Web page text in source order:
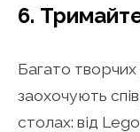
6.
Багато творчих
заохочують
столах: від